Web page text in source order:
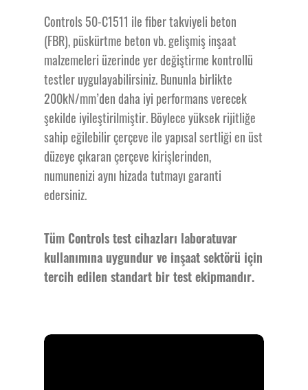
Controls 50-C1511 ile fiber takviyeli beton
(FBR), püskürtme beton vb. gelişmiş inşaat
malzemeleri üzerinde yer değiştirme kontrollü
testler uygulayabilirsiniz. Bununla birlikte
200kN/mm’den daha iyi performans verecek
şekilde iyileştirilmiştir. Böylece yüksek rijitliğe
sahip eğilebilir çerçeve ile yapısal sertliği en üst
düzeye çıkaran çerçeve kirişlerinden,
numunenizi aynı hizada tutmayı garanti
edersiniz.
Tüm Controls test cihazları laboratuvar
kullanımına uygundur ve inşaat sektörü için
tercih edilen standart bir test ekipmandır.